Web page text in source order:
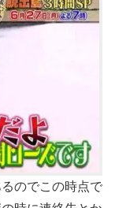
のでこの時点で